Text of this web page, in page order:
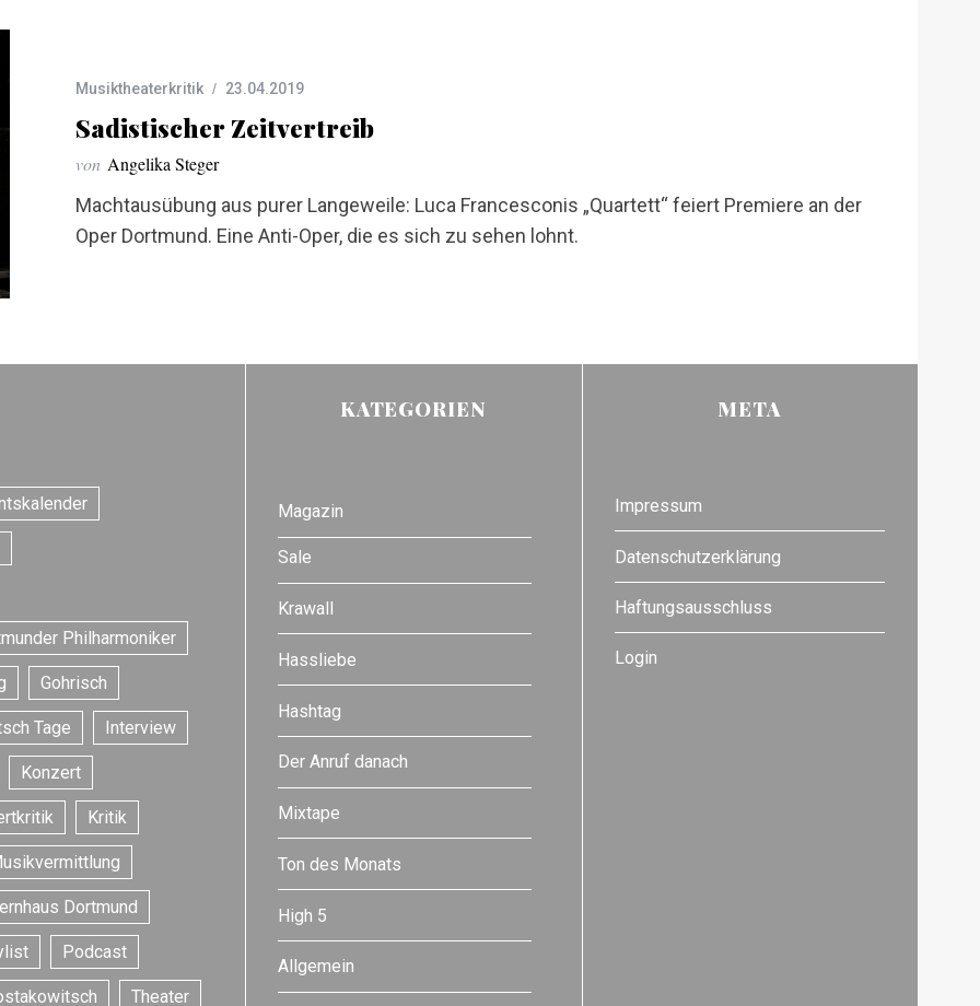
Musiktheaterkritik 23.04.2019
Sadistischer Zeitvertreib
von Angelika Steger
Machtausübung aus purer Langeweile: Luca Francesconis „Quartett“ feiert Premiere an der
Oper Dortmund. Eine Anti-Oper, die es sich zu sehen lohnt.
Philharmoniker
Gohrisch
Tage Interview
Konzert
Kritik
Dortmund
Podcast
Theater
KATEGORIEN
Magazin
Sale
Krawall
Hassliebe
Hashtag
Der Anruf danach
Mixtape
Ton des Monats
High 5
Allgemein
META
Impressum
Datenschutzerklärung
Haftungsausschluss
Login